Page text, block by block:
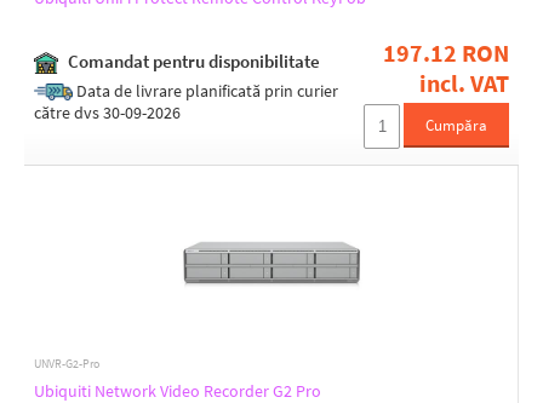
Comandat pentru disponibilitate
Data de livrare planificată prin curier
către dvs 30-09-2026
197.12 RON
incl. VAT
Cumpăra
UNVR-G2-Pro
Ubiquiti Network Video Recorder G2 Pro